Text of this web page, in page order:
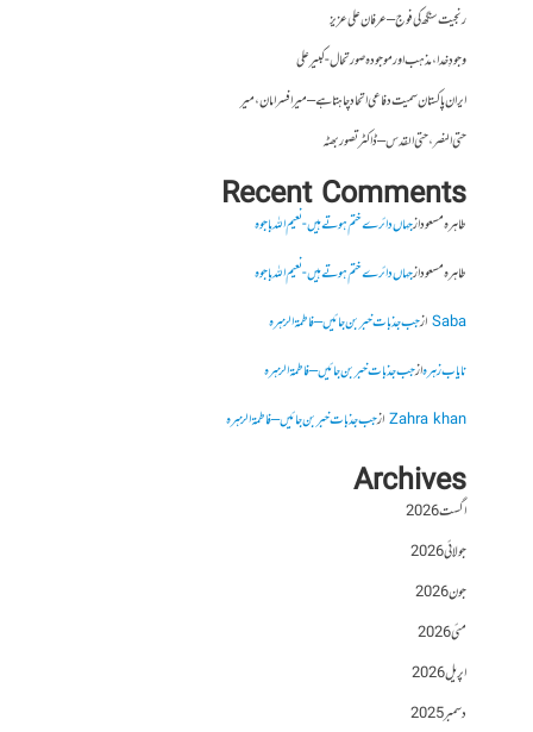
رنجیت سنگھ کی فوج – عرفان علی عزیز
وجودِ خدا، مذہب اور موجودہ صورتحال- کبیر علی
ایران پاکستان سمیت دفاعی اتحاد چاہتا ہے – میر افسر امان،میر
حتی النصر ، حتی القدس – ڈاکٹر تصور بھٹہ
Recent Comments
طاہرہ مسعودازجہاں دائرے ختم ہوتے ہیں- نعیم اللہ باجوہ
طاہرہ مسعودازجہاں دائرے ختم ہوتے ہیں- نعیم اللہ باجوہ
Sabaازجب جذبات خبر بن جائیں – فاطمۃالزہرہ
نایاب زہرہازجب جذبات خبر بن جائیں – فاطمۃالزہرہ
Zahra khanازجب جذبات خبر بن جائیں – فاطمۃالزہرہ
Archives
اگست 2026
جولائی 2026
جون 2026
مئی 2026
اپریل 2026
دسمبر 2025